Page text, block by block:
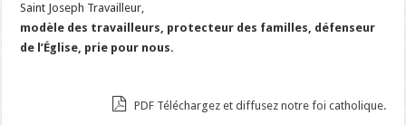
Saint Joseph Travailleur,
modèle des travailleurs, protecteur des familles, défenseur
de l’Église, prie pour nous.
PDF Téléchargez et diffusez notre foi catholique.